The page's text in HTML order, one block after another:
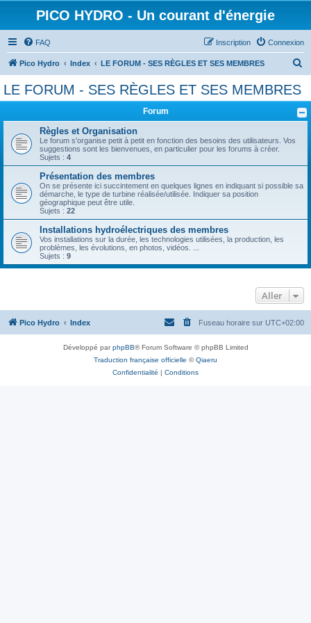
PICO HYDRO - Un courant d'énergie
FAQ Connexion
Inscription
Pico Hydro Index LE FORUM - SES RÈGLES ET SES MEMBRES
h
LE FORUM - SES RÈGLES ET SES MEMBRES
Forum
Règles et Organisation
Le forum s'organise petit à petit en fonction des besoins des utilisateurs. Vos
suggestions sont les bienvenues, en particulier pour les forums à créer.
Sujets : 4
Présentation des membres
On se présente ici succintement en quelques lignes en indiquant si possible sa
démarche, le type de turbine réalisée/utilisée. Indiquer sa position
géographique peut être utile.
Sujets : 22
Installations hydroélectriques des membres
Vos installations sur la durée, les technologies utilisées, la production, les
problèmes, les évolutions, en photos, vidéos. ...
Sujets : 9
Aller
Pico Hydro Index Fuseau horaire sur UTC+02:00
Développé parphpBB® Forum Software © phpBB Limited
Traduction française officielle ©Qiaeru
Confidentialité | Conditions